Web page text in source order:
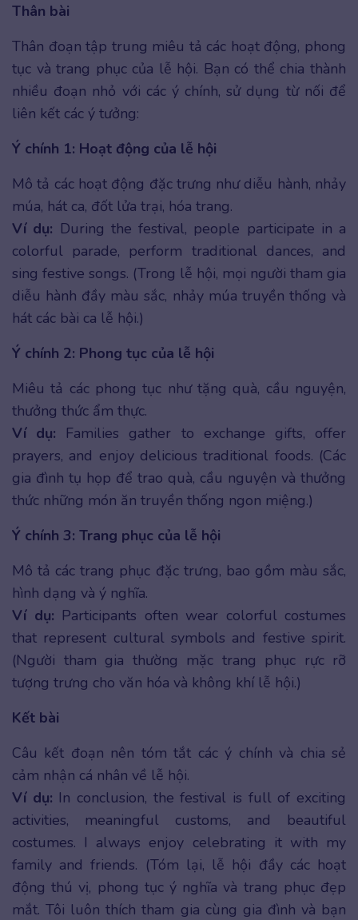
Thân bài
Thân đoạn tập trung miêu tả các hoạt động, phong
tục và trang phục của lễ hội. Bạn có thể chia thành
nhiều đoạn nhỏ với các ý chính, sử dụng từ nối để
liên kết các ý tưởng:
Ý chính 1: Hoạt động của lễ hội
Mô tả các hoạt động đặc trưng như diễu hành, nhảy
múa, hát ca, đốt lửa trại, hóa trang.
Ví dụ: During the festival, people participate in a
colorful parade, perform traditional dances, and
sing festive songs. (Trong lễ hội, mọi người tham gia
diễu hành đầy màu sắc, nhảy múa truyền thống và
hát các bài ca lễ hội.)
Ý chính 2: Phong tục của lễ hội
Miêu tả các phong tục như tặng quà, cầu nguyện,
thưởng thức ẩm thực.
Ví dụ: Families gather to exchange gifts, offer
prayers, and enjoy delicious traditional foods. (Các
gia đình tụ họp để trao quà, cầu nguyện và thưởng
thức những món ăn truyền thống ngon miệng.)
Ý chính 3: Trang phục của lễ hội
Mô tả các trang phục đặc trưng, bao gồm màu sắc,
hình dạng và ý nghĩa.
Ví dụ: Participants often wear colorful costumes
that represent cultural symbols and festive spirit.
(Người tham gia thường mặc trang phục rực rỡ
tượng trưng cho văn hóa và không khí lễ hội.)
Kết bài
Câu kết đoạn nên tóm tắt các ý chính và chia sẻ
cảm nhận cá nhân về lễ hội.
Ví dụ: In conclusion, the festival is full of exciting
activities, meaningful customs, and beautiful
costumes. I always enjoy celebrating it with my
family and friends. (Tóm lại, lễ hội đầy các hoạt
động thú vị, phong tục ý nghĩa và trang phục đẹp
mắt. Tôi luôn thích tham gia cùng gia đình và bạn